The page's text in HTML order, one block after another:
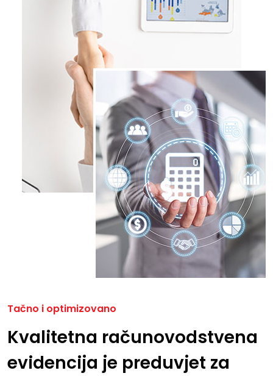
Tačno i optimizovano
Kvalitetna računovodstvena
evidencija je preduvjet za